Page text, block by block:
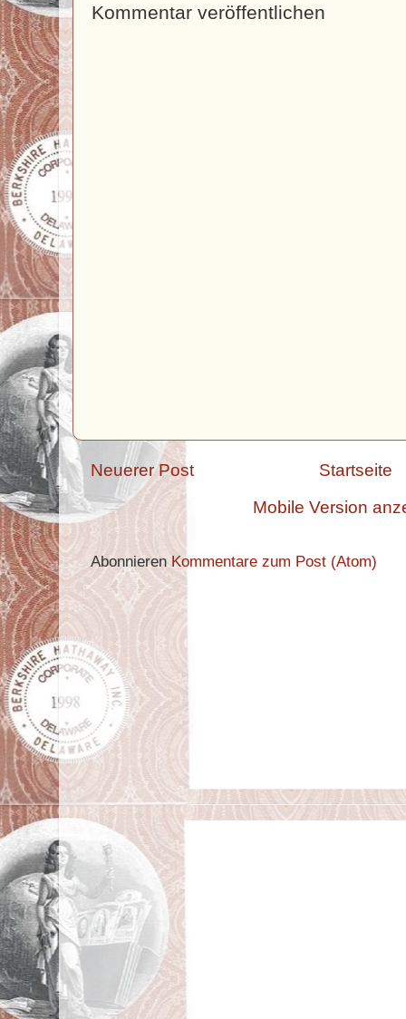
Kommentar veröffentlichen
Neuerer Post
Startseite
Mobile Version
Abonnieren Kommentare zum Post (Atom)